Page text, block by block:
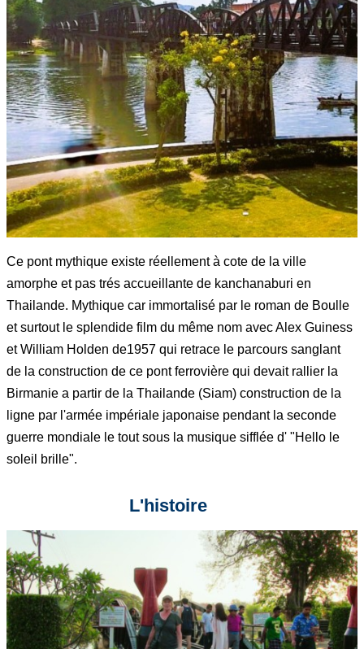
Ce pont mythique existe réellement à cote de la ville
amorphe et pas trés accueillante de kanchanaburi en
Thailande. Mythique car immortalisé par le roman de Boulle
et surtout le splendide film du même nom avec Alex Guiness
et William Holden de1957 qui retrace le parcours sanglant
de la construction de ce pont ferrovière qui devait rallier la
Birmanie a partir de la Thailande (Siam) construction de la
ligne par l'armée impériale japonaise pendant la seconde
guerre mondiale le tout sous la musique sifflée d' "Hello le
soleil brille".
L'histoire